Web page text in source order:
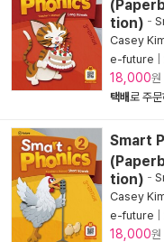
tion) -
Casey
e-future
18,000
택배로 주문
Smart
tion) -
Casey
e-future
18,000